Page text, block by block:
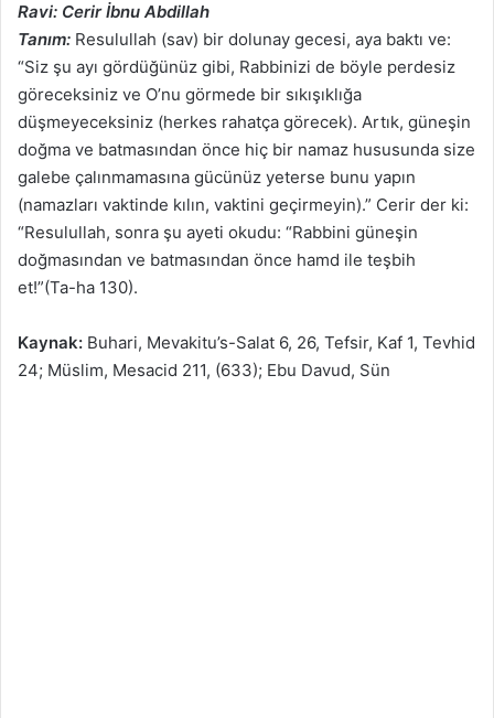
Ravi: Cerir İbnu Abdillah
Tanım: Resulullah (sav) bir dolunay gecesi, aya baktı ve:
“Siz şu ayı gördüğünüz gibi, Rabbinizi de böyle perdesiz
göreceksiniz ve O’nu görmede bir sıkışıklığa
düşmeyeceksiniz (herkes rahatça görecek). Artık, güneşin
doğma ve batmasından önce hiç bir namaz hususunda size
galebe çalınmamasına gücünüz yeterse bunu yapın
(namazları vaktinde kılın, vaktini geçirmeyin).” Cerir der ki:
“Resulullah, sonra şu ayeti okudu: “Rabbini güneşin
doğmasından ve batmasından önce hamd ile teşbih
et!”(Ta-ha 130).
Kaynak: Buhari, Mevakitu’s-Salat 6, 26, Tefsir, Kaf 1, Tevhid
24; Müslim, Mesacid 211, (633); Ebu Davud, Sün